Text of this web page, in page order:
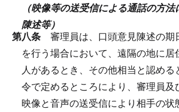
（映像等の送受信による通話の方
陳述等）
第八条 審理員は、口頭意見陳述の期
を行う場合において、遠隔の地に居
人があるとき、その他相当と認める
令で定めるところにより、審理員及
映像と音声の送受信により相手の状